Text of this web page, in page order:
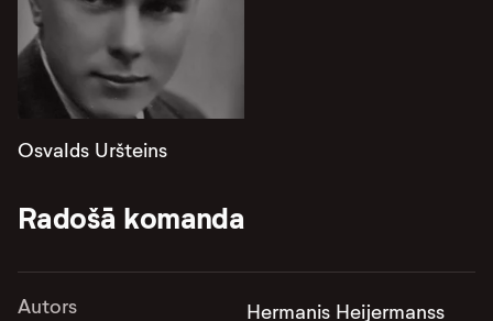
Osvalds Uršteins
Radošā komanda
Autors Hermanis Heijermanss